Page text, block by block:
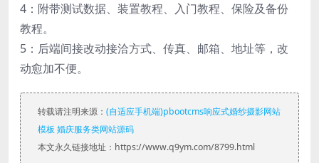
4：附带测试数据、装置教程、入门教程、保险及备份
教程。
5：后端间接改动接洽方式、传真、邮箱、地址等，改
动愈加不便。
转载请注明来源： (自适应手机端)pbootcms响应式婚纱摄影网站
模板 婚庆服务类网站源码
本文永久链接地址：https://www.q9ym.com/8799.html